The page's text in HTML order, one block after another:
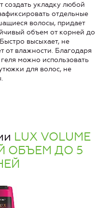
укладку любой
отдельные
волосы, придает
объем от корней до
высыхает, не
от влажности. Благодаря
можно использовать
для волос, не
LUX VOLUME
ОБЪЕМ ДО 5